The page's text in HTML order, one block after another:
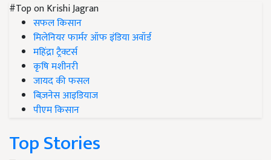
#Top on Krishi Jagran
सफल किसान
मिलेनियर फार्मर ऑफ इंडिया अवॉर्ड
महिंद्रा ट्रैक्टर्स
कृषि मशीनरी
जायद की फसल
बिज़नेस आइडियाज
पीएम किसान
Top Stories